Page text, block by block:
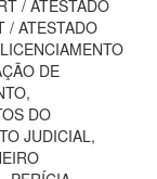
/ ATESTADO
/ ATESTADO
DE
DO
JUDICIAL,